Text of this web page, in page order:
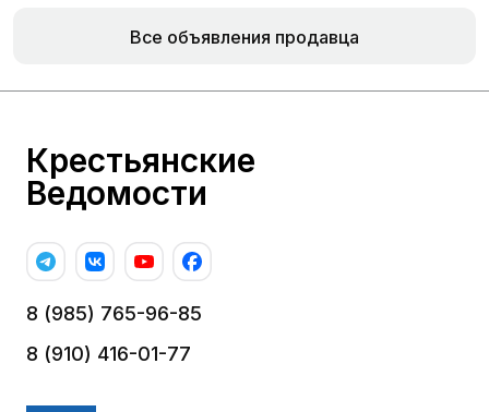
Все объявления продавца
Крестьянские
Ведомости
8 (985) 765-96-85
8 (910) 416-01-77